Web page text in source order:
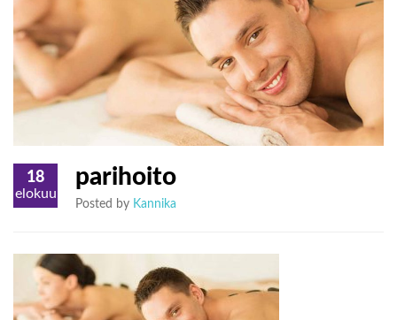
18
elokuu
parihoito
Posted by Kannika